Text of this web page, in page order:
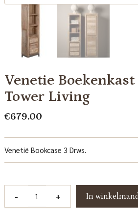
Venetie
Tower Living
€679.00
Venetië Bookcase 3 Drws.
-
Boekenkast
+ In